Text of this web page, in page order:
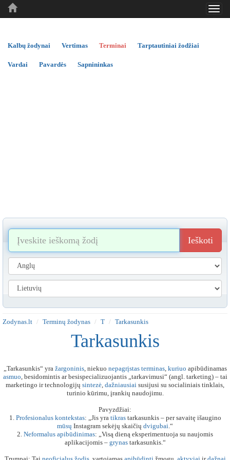
..
..
Kalbų žodynai Vertimas Terminai Tarptautiniai žodžiai
Vardai Pavardės Sapnininkas
Ieškoti
Zodynas.lt Terminų žodynas T Tarkasunkis
Tarkasunkis
„Tarkasunkis“ yra žargoninis, niekuo nepagrįstas terminas, kuriuo apibūdinamas
asmuo, besidomintis ar besispecializuojantis „tarkavimusi“ (angl. tarketing) – tai
marketingo ir technologijų sintezė, dažniausiai susijusi su socialiniais tinklais,
turinio kūrimu, įrankių naudojimu.
Pavyzdžiai:
1. Profesionalus kontekstas: „Jis yra tikrastarkasunkis – per savaitę išaugino
mūsų Instagram sekėjų skaičių dvigubai.“
2. Neformalus apibūdinimas: „Visą dieną eksperimentuoja su naujomis
aplikacijomis – grynastarkasunkis.“